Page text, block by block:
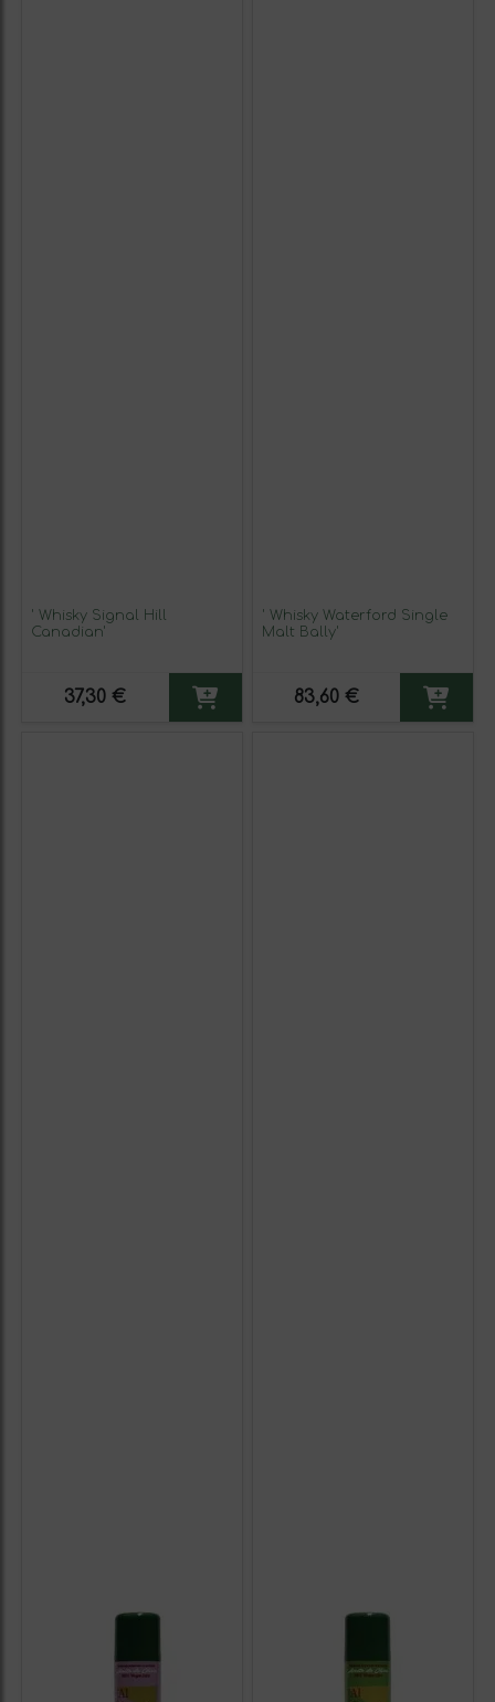
' Whisky Signal Hill
Canadian'
37,30 €
' Whisky Waterford Single
Malt Bally'
83,60 €